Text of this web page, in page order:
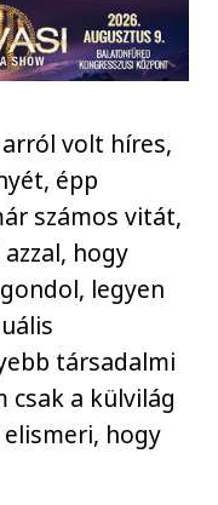
volt híres,
épp
számos vitát,
hogy
legyen
társadalmi
csak a külvilág
hogy